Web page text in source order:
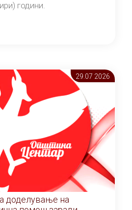
години.
29.07 2026